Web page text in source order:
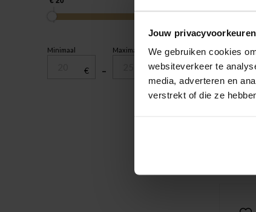
Jouw privacyvoorkeuren
We gebruiken cookies
websiteverkeer te
media, adverteren en
verstrekt of die ze
Minimaal
€ –
Maximaal
€